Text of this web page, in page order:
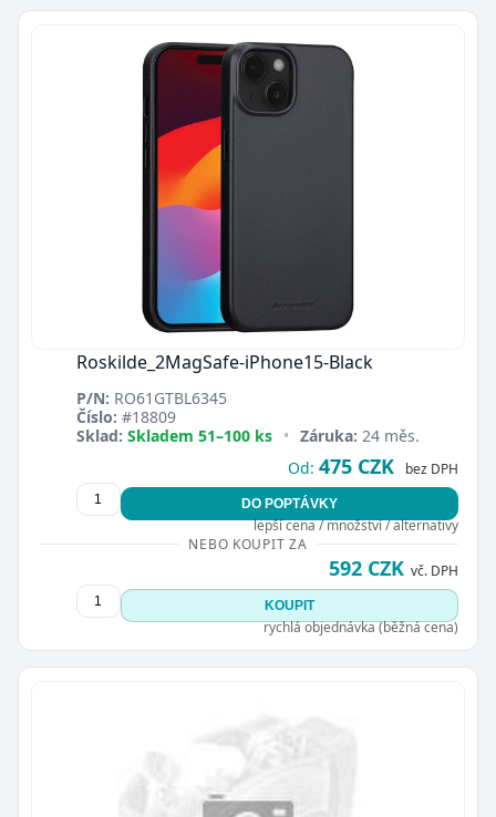
Roskilde_2MagSafe-iPhone15-Black
P/N: RO61GTBL6345
Číslo: #18809
Sklad: Skladem 51–100 ks • Záruka: 24 měs.
Od: 475 CZK bez DPH
DO POPTÁVKY
lepší cena / množství / alternativy
NEBO KOUPIT ZA
592 CZK vč. DPH
KOUPIT
rychlá objednávka (běžná cena)